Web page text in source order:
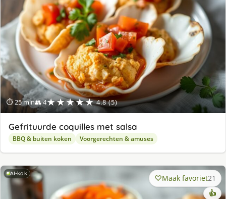
⏱ 25 min👥 4★★★★★ 4.8 (5)
Gefrituurde coquilles met salsa
BBQ & buiten koken Voorgerechten & amuses
AI-kok Maak favoriet21
👍